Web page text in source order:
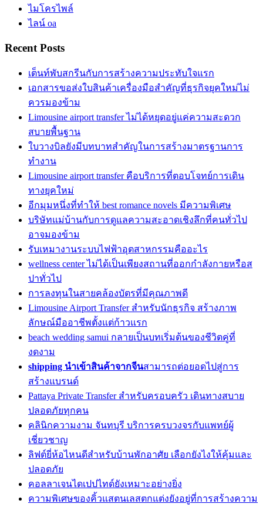
ไมโครไพล์
ไลน์ oa
Recent Posts
เต็นท์พับสกรีนกับการสร้างความประทับใจแรก
เอกสารขอส่งใบสินค้าเครื่องมือสำคัญที่ธุรกิจยุคใหม่ไม่
ควรมองข้าม
Limousine airport transfer ไม่ได้หยุดอยู่แค่ความสะดวก
สบายพื้นฐาน
ใบวางบิลยังมีบทบาทสำคัญในการสร้างมาตรฐานการ
ทำงาน
Limousine airport transfer คือบริการที่ตอบโจทย์การเดิน
ทางยุคใหม่
อีกมุมหนึ่งที่ทำให้ best romance novels มีความพิเศษ
บริษัทแม่บ้านกับการดูแลความสะอาดเชิงลึกที่คนทั่วไป
อาจมองข้าม
รับเหมางานระบบไฟฟ้าอุตสาหกรรมคืออะไร
wellness center ไม่ได้เป็นเพียงสถานที่ออกกำลังกายหรือส
ปาทั่วไป
การลงทุนในสายคล้องบัตรที่มีคุณภาพดี
Limousine Airport Transfer สำหรับนักธุรกิจ สร้างภาพ
ลักษณ์มืออาชีพตั้งแต่ก้าวแรก
beach wedding samui กลายเป็นบทเริ่มต้นของชีวิตคู่ที่
งดงาม
shipping นำเข้าสินค้าจากจีนสามารถต่อยอดไปสู่การ
สร้างแบรนด์
Pattaya Private Transfer สำหรับครอบครัว เดินทางสบาย
ปลอดภัยทุกคน
คลินิกความงาม จันทบุรี บริการครบวงจรกับแพทย์ผู้
เชี่ยวชาญ
ลิฟต์ยี่ห้อไหนดีสำหรับบ้านพักอาศัย เลือกยังไงให้คุ้มและ
ปลอดภัย
คอลลาเจนไดเปปไทด์ยังเหมาะอย่างยิ่ง
ความพิเศษของคิ้วแสตนเลสตกแต่งยังอยู่ที่การสร้างความ